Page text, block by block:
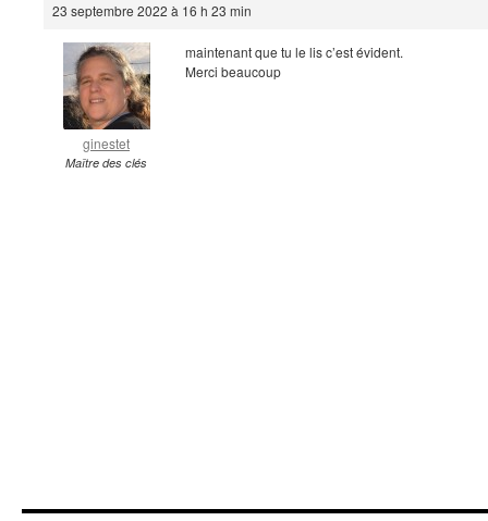
23 septembre 2022 à 16 h 23 min
ginestet
Maître des clés
maintenant que tu le lis c’est évident.
Merci beaucoup